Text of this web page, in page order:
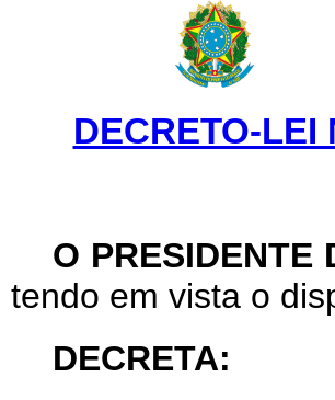
DECRETO-LEI
O PRESIDENTE
tendo em vista o
DECRETA: